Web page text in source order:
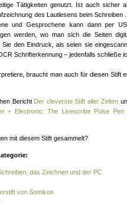
Tätigkeiten genutzt. Ist auch sicher
des Lautlesens beim Schreiben
und Gesprochene kann dann per
werden, wo man sich die Seiten
den Eindruck, als seien sie
Schrifterkennung – jedenfalls schließe
braucht man auch für diesen Stift
Bericht Der cleverste Stift aller Zeiten
+ Electronic: The Livescribe Pulse Pen
mit diesem Stift gesammelt?
das Zeichnen und der PC
von Somikon